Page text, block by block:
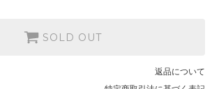
SOLD OUT
返品について